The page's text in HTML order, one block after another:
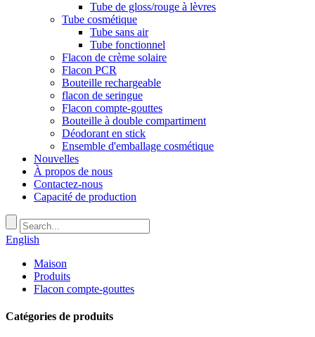
Tube de gloss/rouge à lèvres
Tube cosmétique
Tube sans air
Tube fonctionnel
Flacon de crème solaire
Flacon PCR
Bouteille rechargeable
flacon de seringue
Flacon compte-gouttes
Bouteille à double compartiment
Déodorant en stick
Ensemble d'emballage cosmétique
Nouvelles
À propos de nous
Contactez-nous
Capacité de production
English
Maison
Produits
Flacon compte-gouttes
Catégories de produits